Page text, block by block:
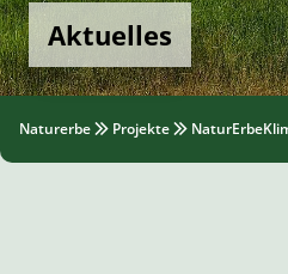
Aktuelles
Naturerbe Projekte